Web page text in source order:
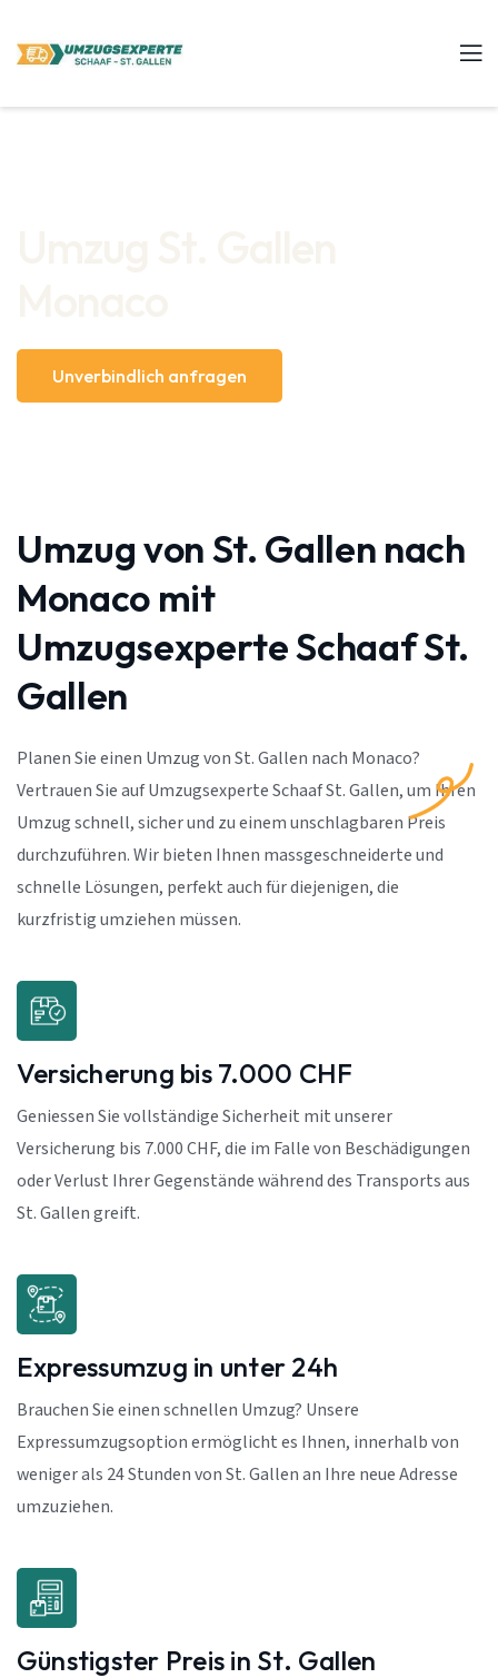
Unverbindlich anfragen
Umzug von St. Gallen nach
Monaco mit
Umzugsexperte Schaaf St.
Gallen
Planen Sie einen Umzug von St. Gallen nach Monaco?
Vertrauen Sie auf Umzugsexperte Schaaf St. Gallen, um Ihren
Umzug schnell, sicher und zu einem unschlagbaren Preis
durchzuführen. Wir bieten Ihnen massgeschneiderte und
schnelle Lösungen, perfekt auch für diejenigen, die
kurzfristig umziehen müssen.
Versicherung bis 7.000 CHF
Geniessen Sie vollständige Sicherheit mit unserer
Versicherung bis 7.000 CHF, die im Falle von Beschädigungen
oder Verlust Ihrer Gegenstände während des Transports aus
St. Gallen greift.
Expressumzug in unter 24h
Brauchen Sie einen schnellen Umzug? Unsere
Expressumzugsoption ermöglicht es Ihnen, innerhalb von
weniger als 24 Stunden von St. Gallen an Ihre neue Adresse
umzuziehen.
Günstigster Preis in St. Gallen